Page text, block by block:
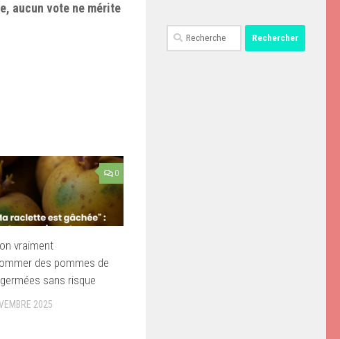
aucun vote ne mérite
0
vraiment
des pommes de
sans risque
2025
Rechercher :